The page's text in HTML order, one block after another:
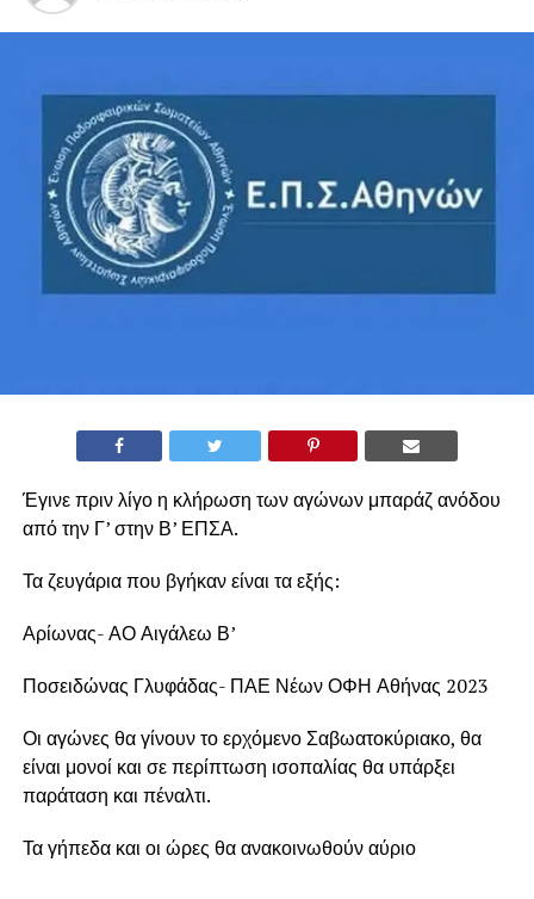
Έγινε πριν λίγο η κλήρωση των αγώνων μπαράζ ανόδου
από την Γ’ στην Β’ ΕΠΣΑ.
Τα ζευγάρια που βγήκαν είναι τα εξής:
Αρίωνας- ΑΟ Αιγάλεω Β’
Ποσειδώνας Γλυφάδας- ΠΑΕ Νέων ΟΦΗ Αθήνας 2023
Οι αγώνες θα γίνουν το ερχόμενο Σαβωατοκύριακο, θα
είναι μονοί και σε περίπτωση ισοπαλίας θα υπάρξει
παράταση και πέναλτι.
Τα γήπεδα και οι ώρες θα ανακοινωθούν αύριο